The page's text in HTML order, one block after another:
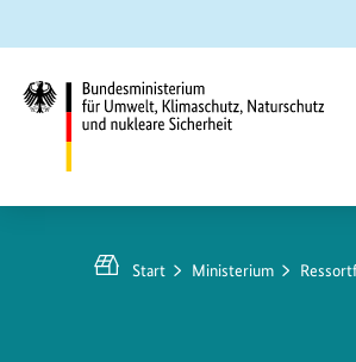
Hauptinhalt
springen
Suche
springen
Hauptnavigation
springen
Umwelt,
Klimaschutz,
Start Ministerium